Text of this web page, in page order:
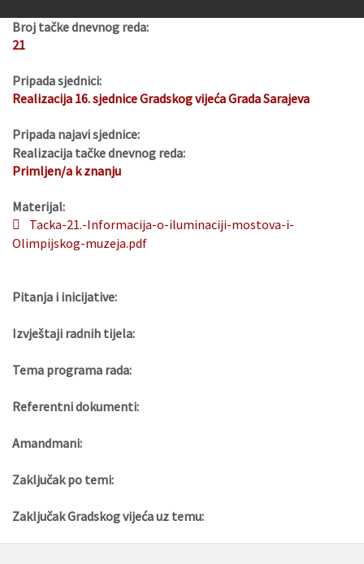
Broj tačke dnevnog reda:
21
Pripada sjednici:
Realizacija 16. sjednice Gradskog vijeća Grada Sarajeva
Pripada najavi sjednice:
Realizacija tačke dnevnog reda:
Primljen/a k znanju
Materijal:
Tacka-21.-Informacija-o-iluminaciji-mostova-i-
Olimpijskog-muzeja.pdf
Pitanja i inicijative:
Izvještaji radnih tijela:
Tema programa rada:
Referentni dokumenti:
Amandmani:
Zaključak po temi:
Zaključak Gradskog vijeća uz temu: